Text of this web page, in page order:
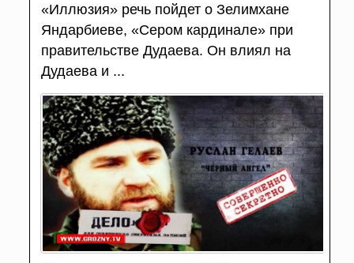
«Иллюзия» речь пойдет о Зелимхане
Яндарбиеве, «Сером кардинале» при
правительстве Дудаева. Он влиял на
Дудаева и ...